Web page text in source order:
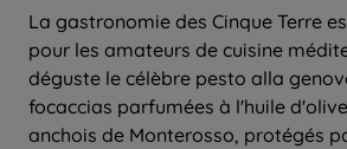
La gastronomie des Cinque Terre
pour les amateurs de cuisine
déguste le célèbre pesto alla
focaccias parfumées à l'huile
anchois de Monterosso, protégés